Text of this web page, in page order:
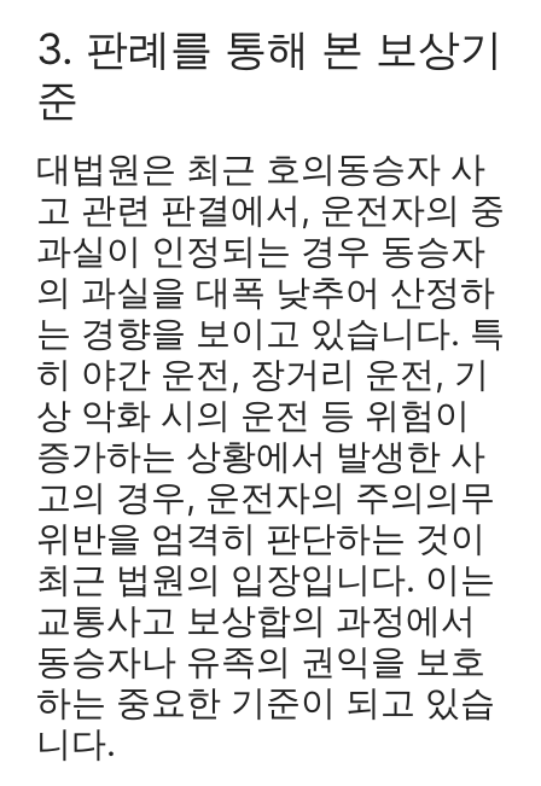
3. 판례를 통해 본 보상기
준
대법원은 최근 호의동승자 사
고 관련 판결에서, 운전자의 중
과실이 인정되는 경우 동승자
의 과실을 대폭 낮추어 산정하
는 경향을 보이고 있습니다. 특
히 야간 운전, 장거리 운전, 기
상 악화 시의 운전 등 위험이
증가하는 상황에서 발생한 사
고의 경우, 운전자의 주의의무
위반을 엄격히 판단하는 것이
최근 법원의 입장입니다. 이는
교통사고 보상합의 과정에서
동승자나 유족의 권익을 보호
하는 중요한 기준이 되고 있습
니다.